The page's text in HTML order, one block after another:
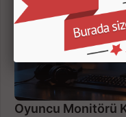
Oyuncu Monitörü